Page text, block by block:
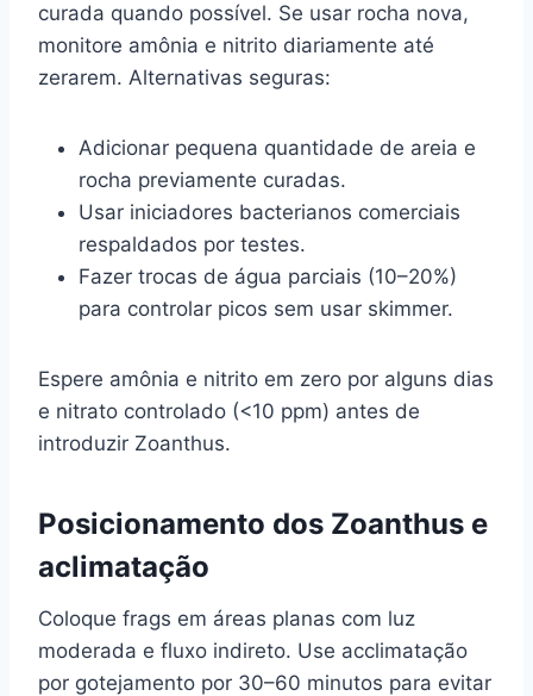
curada quando possível. Se usar rocha nova,
monitore amônia e nitrito diariamente até
zerarem. Alternativas seguras:
Adicionar pequena quantidade de areia e
rocha previamente curadas.
Usar iniciadores bacterianos comerciais
respaldados por testes.
Fazer trocas de água parciais (10–20%)
para controlar picos sem usar skimmer.
Espere amônia e nitrito em zero por alguns dias
e nitrato controlado (<10 ppm) antes de
introduzir Zoanthus.
Posicionamento dos Zoanthus e
aclimatação
Coloque frags em áreas planas com luz
moderada e fluxo indireto. Use acclimatação
por gotejamento por 30–60 minutos para evitar